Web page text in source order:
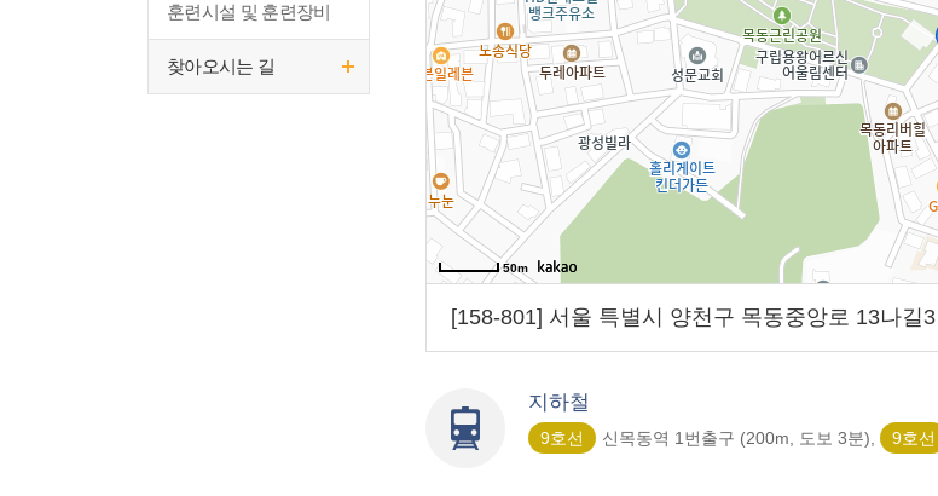
훈련시설 및 훈련장비
찾아오시는 길
50m
[158-801] 서울 특별시 양천구 목동중앙로 13나길
지하철
9호선 신목동역 1번출구 (200m, 도보 3분), 9호선